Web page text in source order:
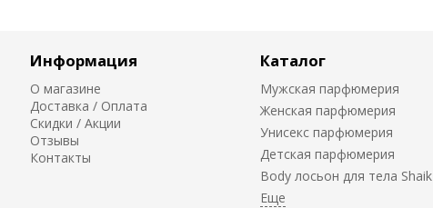
Информация
О магазине
Доставка / Оплата
Скидки / Акции
Отзывы
Контакты
Каталог
Мужская парфюмерия
Женская парфюмерия
Унисекс парфюмерия
Детская парфюмерия
Body лосьон для тела Shaik